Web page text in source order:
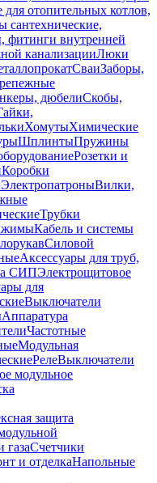
отопительных котлов,
сантехнические,
фитинги внутренней
канализацииЛюки
СваиЗаборы,
дюбелиСкобы,
ХомутыХимические
ШплинтыПружины
Розетки и
Коробки
ЭлектропатроныВилки,
Трубки
Кабель и системы
Силовой
Аксессуары для труб,
СИПЭлектрощитовое
для
Выключатели
Аппаратура
Частотные
Модульная
РелеВыключатели
модульное
защита
газаСчетчики
и отделкаНапольные